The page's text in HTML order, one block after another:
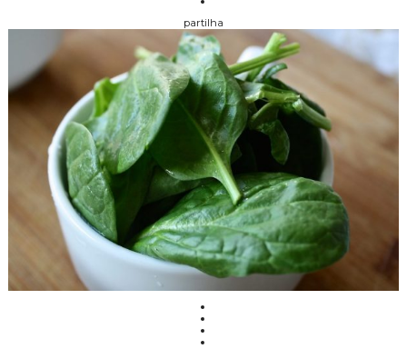
partilha